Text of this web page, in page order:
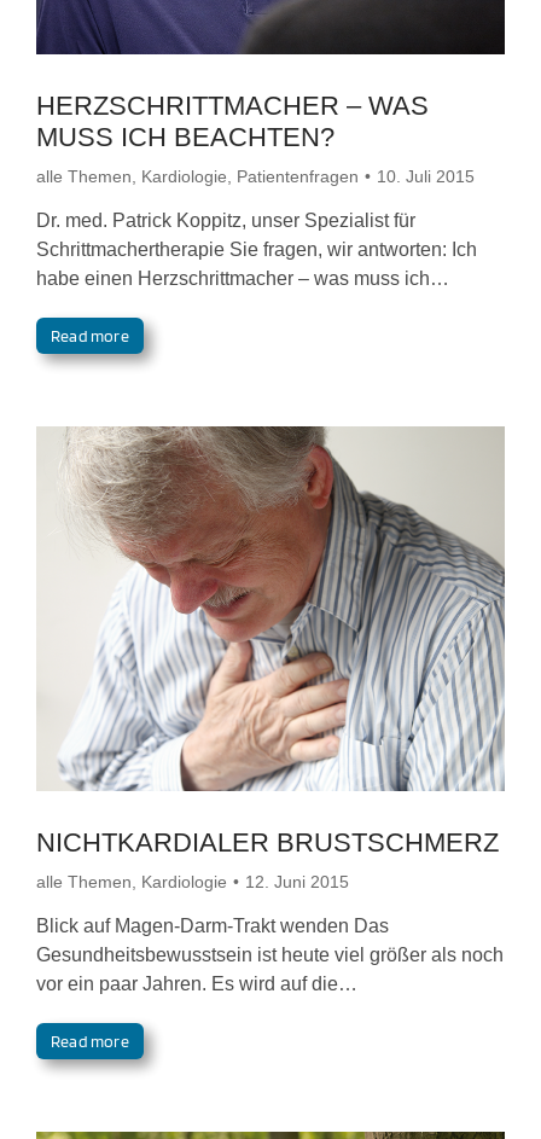
HERZSCHRITTMACHER – WAS
MUSS ICH BEACHTEN?
alle Themen, Kardiologie, Patientenfragen 10. Juli 2015
Dr. med. Patrick Koppitz, unser Spezialist für
Schrittmachertherapie Sie fragen, wir antworten: Ich
habe einen Herzschrittmacher – was muss ich…
Read more
NICHTKARDIALER BRUSTSCHMERZ
alle Themen Kardiologie 12. Juni 2015
Blick auf Magen-Darm-Trakt wenden Das
Gesundheitsbewusstsein ist heute viel größer als noch
vor ein paar Jahren. Es wird auf die…
Read more